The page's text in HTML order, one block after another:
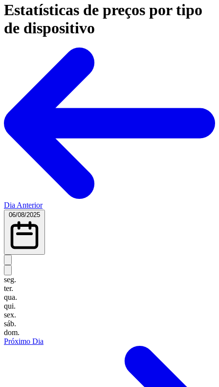
Estatísticas de preços por tipo
de dispositivo
Dia Anterior
06/08/2025
seg.
ter.
qua.
qui.
sex.
sáb.
dom.
Próximo Dia